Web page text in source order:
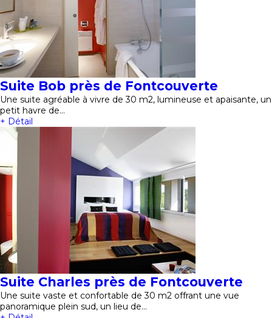
Suite Bob près de Fontcouverte
Une suite agréable à vivre de 30 m2, lumineuse et apaisante, un
petit havre de…
+ Détail
Suite Charles près de Fontcouverte
Une suite vaste et confortable de 30 m2 offrant une vue
panoramique plein sud, un lieu de…